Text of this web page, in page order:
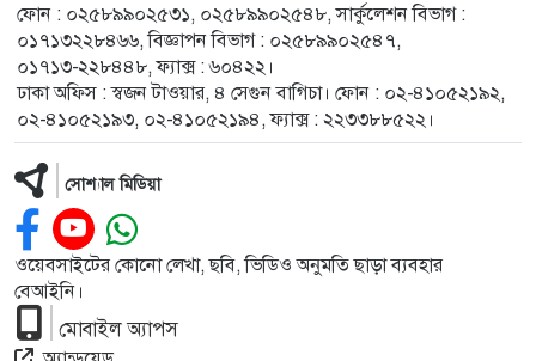
ফোন : ০২৫৮৯৯০২৫৩১, ০২৫৮৯৯০২৫৪৮, সার্কুলেশন বিভাগ :
০১৭১৩২২৮৪৬৬, বিজ্ঞাপন বিভাগ : ০২৫৮৯৯০২৫৪৭,
০১৭১৩-২২৮৪৪৮, ফ্যাক্স : ৬০৪২২।
ঢাকা অফিস : স্বজন টাওয়ার, ৪ সেগুন বাগিচা। ফোন : ০২-৪১০৫২১৯২,
০২-৪১০৫২১৯৩, ০২-৪১০৫২১৯৪, ফ্যাক্স : ২২৩৩৮৮৫২২।
সোশ্যাল মিডিয়া
ওয়েবসাইটের কোনো লেখা, ছবি, ভিডিও অনুমতি ছাড়া ব্যবহার
বেআইনি।
মোবাইল অ্যাপস